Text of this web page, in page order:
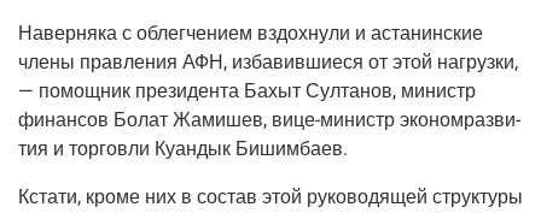
Навер­ня­ка с облег­че­ни­ем вздох­ну­ли и аста­нин­ские
чле­ны прав­ле­ния АФН, изба­вив­ши­е­ся от этой нагруз­ки,
— помощ­ник пре­зи­ден­та Бахыт Сул­та­нов, министр
финан­сов Болат Жами­шев, вице-министр эко­но­мраз­ви­
тия и тор­гов­ли Куан­дык Бишимбаев.
Кста­ти, кро­ме них в состав этой руко­во­дя­щей струк­ту­ры